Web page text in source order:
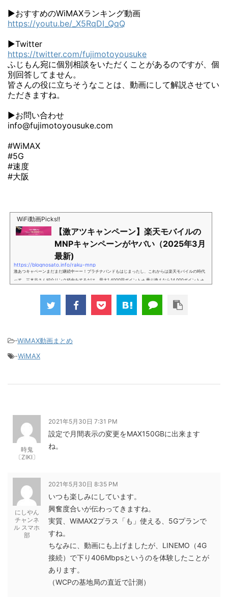
▶おすすめのWiMAXランキング動画
https://youtu.be/_X5RqDI_QqQ
▶Twitter
https://twitter.com/fujimotoyousuke
ふじもん宛に個別相談をいただくことがあるのですが、個
別回答してません。
皆さんの役に立ちそうなことは、動画にして解説させてい
ただきますね。
▶お問い合わせ
info@fujimotoyousuke.com
#WiMAX
#5G
#速度
#大阪
WiFi動画Picks!!
【激アツキャンペーン】楽天モバイルの
MNPキャンペーンがヤバい（2025年3月
最新)
https://blognosato.info/raku-mnp
激あつキャペーンまだまだ継続中ーー！プラチナバンドもはじまったし、これからは楽天モバイルの時代
っす。三木谷さん紹介リンク経由をするだけ。最大1,4000円ポイント→ 乗り換えなら14,000ポイント→
け」とも思えるポイントばら撒きキャンペーンを発動してきました。■キャンペーン概要三木谷社長の特
別招待ページから楽天モバイ...
-WiMAX動画まとめ
-WiMAX
時鬼
〔ZIKI〕
2021年5月30日 7:31 PM
設定で月間表示の変更をMAX150GBに出来ます
ね。
にしやん
チャンネ
ル スマホ
部
2021年5月30日 8:35 PM
いつも楽しみにしています。
興奮度合いが伝わってきますね。
実質、WiMAX2プラス「も」使える、5Gプランで
すね。
ちなみに、動画にも上げましたが、LINEMO（4G
接続）で下り406Mbpsというのを体験したことが
あります。
（WCPの基地局の直近で計測）